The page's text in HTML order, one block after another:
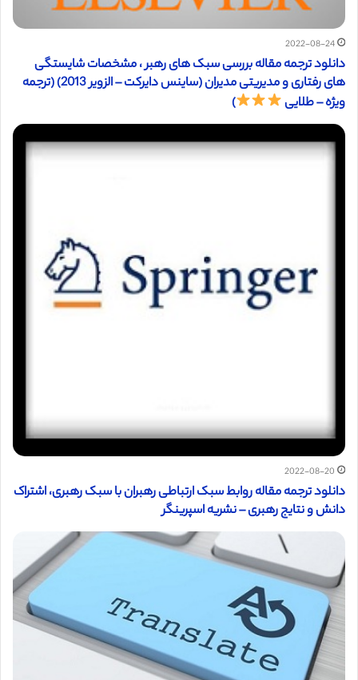
2022-08-24
دانلود ترجمه مقاله بررسی سبک های رهبر ، مشخصات شایستگی
های رفتاری و مدیریتی مدیران (ساینس دایرکت – الزویر 2013) (ترجمه
ویژه – طلایی
)
2022-08-20
دانلود ترجمه مقاله روابط سبک ارتباطی رهبران با سبک رهبری، اشتراک
دانش و نتایج رهبری – نشریه اسپرینگر